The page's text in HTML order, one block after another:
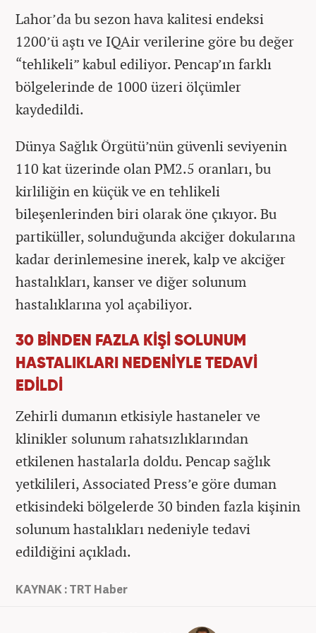
Lahor’da bu sezon hava kalitesi endeksi
1200’ü aştı ve IQAir verilerine göre bu değer
“tehlikeli” kabul ediliyor. Pencap’ın farklı
bölgelerinde de 1000 üzeri ölçümler
kaydedildi.
Dünya Sağlık Örgütü’nün güvenli seviyenin
110 kat üzerinde olan PM2.5 oranları, bu
kirliliğin en küçük ve en tehlikeli
bileşenlerinden biri olarak öne çıkıyor. Bu
partiküller, solunduğunda akciğer dokularına
kadar derinlemesine inerek, kalp ve akciğer
hastalıkları, kanser ve diğer solunum
hastalıklarına yol açabiliyor.
30 BİNDEN FAZLA KİŞİ SOLUNUM
HASTALIKLARI NEDENİYLE TEDAVİ
EDİLDİ
Zehirli dumanın etkisiyle hastaneler ve
klinikler solunum rahatsızlıklarından
etkilenen hastalarla doldu. Pencap sağlık
yetkilileri, Associated Press’e göre duman
etkisindeki bölgelerde 30 binden fazla kişinin
solunum hastalıkları nedeniyle tedavi
edildiğini açıkladı.
KAYNAK : TRT Haber